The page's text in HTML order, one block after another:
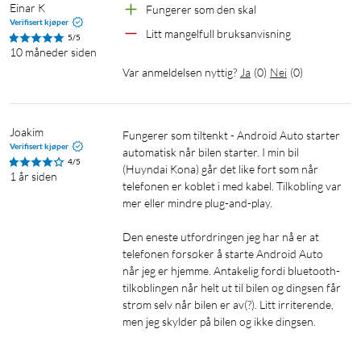
Einar K
Verifisert kjøper
5/5
10 måneder siden
Fungerer som den skal
Litt mangelfull bruksanvisning
Var anmeldelsen nyttig? Ja (0) Nei (0)
Joakim
Verifisert kjøper
4/5
1 år siden
Fungerer som tiltenkt - Android Auto starter
automatisk når bilen starter. I min bil
(Huyndai Kona) går det like fort som når
telefonen er koblet i med kabel. Tilkobling var
mer eller mindre plug-and-play.
Den eneste utfordringen jeg har nå er at
telefonen forsøker å starte Android Auto
når jeg er hjemme. Antakelig fordi bluetooth-
tilkoblingen når helt ut til bilen og dingsen får
strøm selv når bilen er av(?). Litt irriterende,
men jeg skylder på bilen og ikke dingsen.